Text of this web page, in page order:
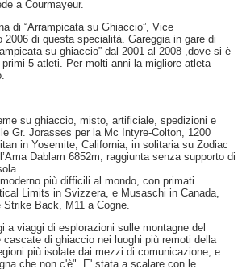
a Courmayeur.
di “Arrampicata su Ghiaccio”, Vice
2006 di questa specialità. Gareggia in gare di
su ghiaccio” dal 2001 al 2008 ,dove si è
5 atleti. Per molti anni la migliore atleta
su ghiaccio, misto, artificiale, spedizioni e
Gr. Jorasses per la Mc Intyre-Colton, 1200
in Yosemite, California, in solitaria su Zodiac
Dablam 6852m, raggiunta senza supporto di
più difficili al mondo, con primati
Limits in Svizzera, e Musaschi in Canada,
Back, M11 a Cogne.
a viaggi di esplorazioni sulle montagne del
di ghiaccio nei luoghi più remoti della
più isolate dai mezzi di comunicazione, e
che non c'è". E' stata a scalare con le